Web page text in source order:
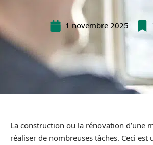
1 novembre 2025
La construction ou la rénovation d’une
réaliser de nombreuses tâches. Ceci est